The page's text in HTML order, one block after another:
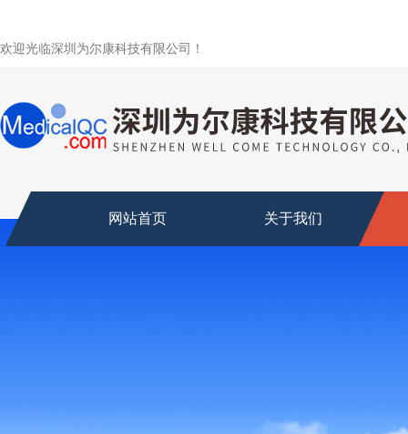
欢迎光临深圳为尔康科技有限公司！
网站首页 关于我们